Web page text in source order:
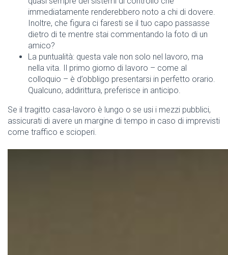
immediatamente renderebbero noto a chi di dovere.
Inoltre, che figura ci faresti se il tuo capo passasse
dietro di te mentre stai commentando la foto di un
amico?
La puntualità: questa vale non solo nel lavoro, ma
nella vita. Il primo giorno di lavoro – come al
colloquio – è d’obbligo presentarsi in perfetto orario.
Qualcuno, addirittura, preferisce in anticipo.
Se il tragitto casa-lavoro è lungo o se usi i mezzi pubblici,
assicurati di avere un margine di tempo in caso di imprevisti
come traffico e scioperi.